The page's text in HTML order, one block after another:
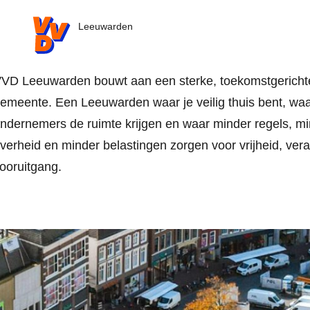
VVD.nl
Leeuwarden
Leeuwarden bouwt aan een sterke,
Een Leeuwarden waar je veilig thuis bent,
de ruimte krijgen en waar minder regels,
en minder belastingen zorgen voor vrijheid,